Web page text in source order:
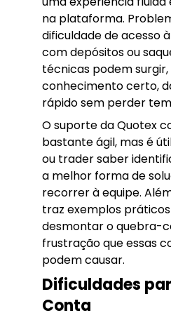
na plataforma.
dificuldade de acesso
com depósitos ou
técnicas podem
conhecimento certo,
rápido sem perder
O suporte da Quotex
bastante ágil, mas é
ou trader saber
a melhor forma de
recorrer à equipe.
traz exemplos
desmontar o quebra-
frustração que essas
podem causar.
Dificuldades
Conta